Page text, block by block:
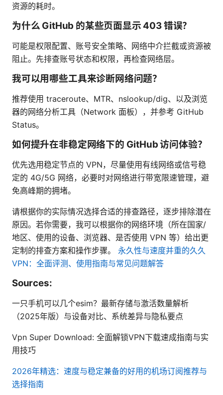
资源的耗时。
为什么 GitHub 的某些页面显示 403 错误？
可能是权限配置、账号安全策略、网络中介拦截或资源被
阻止。先排查账号状态和权限，再检查网络层。
我可以用哪些工具来诊断网络问题？
推荐使用 traceroute、MTR、nslookup/dig、以及浏览
器的网络分析工具（Network 面板），并参考 GitHub
Status。
如何提升在非稳定网络下的 GitHub 访问体验？
优先选用稳定节点的 VPN，尽量使用有线网络或信号稳
定的 4G/5G 网络，必要时对网络进行带宽限速管理，避
免高峰期的拥堵。
请根据你的实际情况选择合适的排查路径，逐步排除潜在
原因。若你需要，我可以根据你的网络环境（所在国家/
地区、使用的设备、浏览器、是否使用 VPN 等）给出更
定制的排查方案和操作步骤。 永久性与速度并重的久久
VPN：全面评测、使用指南与常见问题解答
Sources:
一只手机可以几个esim？最新存储与激活数量解析
（2025年版）与设备对比、系统差异与隐私要点
Vpn Super Download: 全面解锁VPN下载速成指南与实
用技巧
2026年精选：速度与稳定兼备的好用的机场订阅推荐与
选择指南